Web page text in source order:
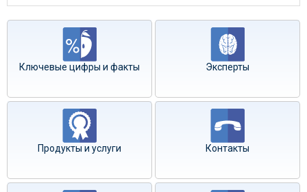
Ключевые цифры и факты Эксперты
Продукты и услуги Контакты